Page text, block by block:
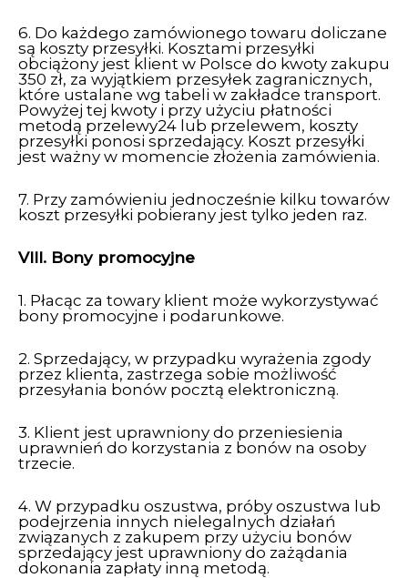
6. Do każdego zamówionego towaru doliczane
są koszty przesyłki. Kosztami przesyłki
obciążony jest klient w Polsce do kwoty zakupu
350 zł, za wyjątkiem przesyłek zagranicznych,
które ustalane wg tabeli w zakładce transport.
Powyżej tej kwoty i przy użyciu płatności
metodą przelewy24 lub przelewem, koszty
przesyłki ponosi sprzedający. Koszt przesyłki
jest ważny w momencie złożenia zamówienia.
7. Przy zamówieniu jednocześnie kilku towarów
koszt przesyłki pobierany jest tylko jeden raz.
VIII. Bony promocyjne
1. Płacąc za towary klient może wykorzystywać
bony promocyjne i podarunkowe.
2. Sprzedający, w przypadku wyrażenia zgody
przez klienta, zastrzega sobie możliwość
przesyłania bonów pocztą elektroniczną.
3. Klient jest uprawniony do przeniesienia
uprawnień do korzystania z bonów na osoby
trzecie.
4. W przypadku oszustwa, próby oszustwa lub
podejrzenia innych nielegalnych działań
związanych z zakupem przy użyciu bonów
sprzedający jest uprawniony do zażądania
dokonania zapłaty inną metodą.